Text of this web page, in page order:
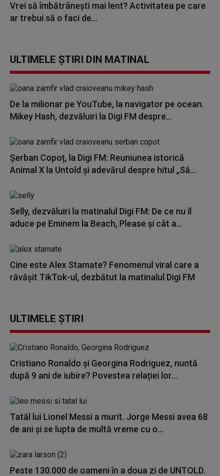
Vrei să îmbătrânești mai lent? Activitatea pe care
ar trebui să o faci de...
ULTIMELE ȘTIRI DIN MATINAL
De la milionar pe YouTube, la navigator pe ocean.
Mikey Hash, dezvăluiri la Digi FM despre...
Șerban Copoț, la Digi FM: Reuniunea istorică
Animal X la Untold și adevărul despre hitul „Să...
Selly, dezvăluiri la matinalul Digi FM: De ce nu îl
aduce pe Eminem la Beach, Please și cât a...
Cine este Alex Stamate? Fenomenul viral care a
răvășit TikTok-ul, dezbătut la matinalul Digi FM
ULTIMELE ȘTIRI
Cristiano Ronaldo și Georgina Rodriguez, nuntă
după 9 ani de iubire? Povestea relației lor...
Tatăl lui Lionel Messi a murit. Jorge Messi avea 68
de ani și se lupta de multă vreme cu o...
Peste 130.000 de oameni în a doua zi de UNTOLD.